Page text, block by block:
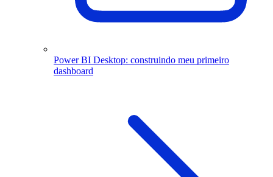
Power BI Desktop: construindo meu primeiro
dashboard